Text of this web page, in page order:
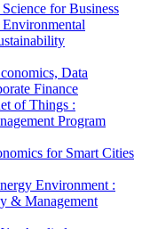
for Business
Data
Finance
of Things :
Program
for Smart Cities
Environment :
& Management